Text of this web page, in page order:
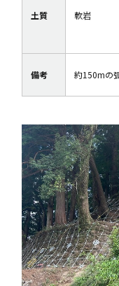
土質 軟岩
備考 約150mの